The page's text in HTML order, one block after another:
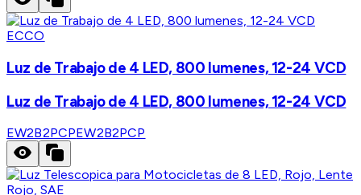
ECCO
Luz de Trabajo de 4 LED, 800 lumenes, 12-24 VCD
Luz de Trabajo de 4 LED, 800 lumenes, 12-24 VCD
EW2B2PCPEW2B2PCP